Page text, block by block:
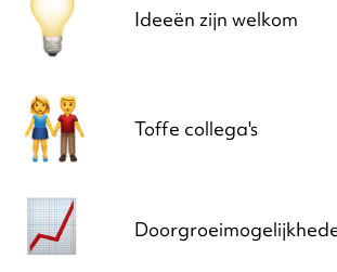
Ideeën zijn welkom
Toffe collega's